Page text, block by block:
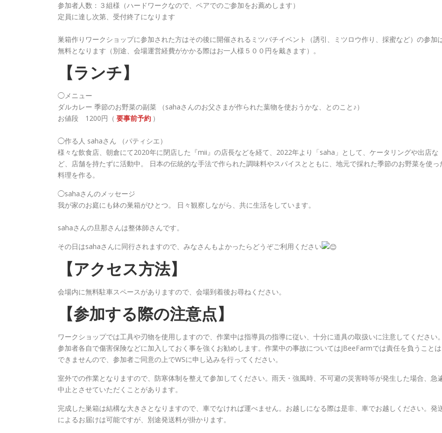
参加者人数：３組様（ハードワークなので、ペアでのご参加をお薦めします）
定員に達し次第、受付終了になります
巣箱作りワークショップに参加された方はその後に開催されるミツバチイベント（誘引、ミツロウ作り、採蜜など）の参加
無料となります（別途、会場運営経費がかかる際はお一人様５００円を戴きます）。
【ランチ】
◯メニュー
ダルカレー 季節のお野菜の副菜 （sahaさんのお父さまが作られた葉物を使おうかな、とのこと♪）
お値段 1200円（ 要事前予約 ）
◯作る人 sahaさん （パティシエ）
様々な飲食店、朝倉にて2020年に閉店した『mii』の店長などを経て、2022年より「saha」として、ケータリングや出店な
ど、店舗を持たずに活動中。 日本の伝統的な手法で作られた調味料やスパイスとともに、地元で採れた季節のお野菜を使っ
料理を作る。
◯sahaさんのメッセージ
我が家のお庭にも鉢の巣箱がひとつ。 日々観察しながら、共に生活をしています。
sahaさんの旦那さんは整体師さんです。
その日はsahaさんに同行されますので、みなさんもよかったらどうぞご利用ください
【アクセス方法】
会場内に無料駐車スペースがありますので、会場到着後お尋ねください。
【参加する際の注意点】
ワークショップでは工具や刃物を使用しますので、作業中は指導員の指導に従い、十分に道具の取扱いに注意してください
参加者各自で傷害保険などに加入しておく事を強くお勧めします。作業中の事故についてはJBeeFarmでは責任を負うことは
できませんので、参加者ご同意の上でWSに申し込みを行ってください。
室外での作業となりますので、防寒体制を整えて参加してください。雨天・強風時、不可避の災害時等が発生した場合、急
中止とさせていただくことがあります。
完成した巣箱は結構な大きさとなりますので、車でなければ運べません。お越しになる際は是非、車でお越しください。発
によるお届けは可能ですが、別途発送料が掛かります。